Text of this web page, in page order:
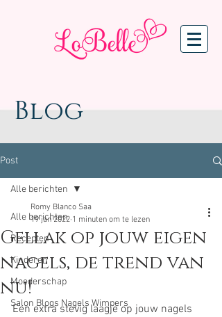
Blog
Post
Alle berichten
Recepten
Kinderen
Moederschap
Salon Blogs Nagels Wimpers
Alle berichten
Gellak op jouw eigen
nagels, de trend van
nu!
Romy Blanco Saa
19 jan 2022 1 minuten om te lezen
Een extra stevig laagje op jouw nagels